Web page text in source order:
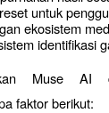
untuk
ekosistem
identifikasi
Muse AI
faktor berikut: